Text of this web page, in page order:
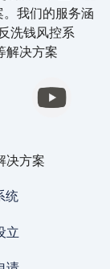
我们的服务涵
洗钱风控系
解决方案
决方案
统
立